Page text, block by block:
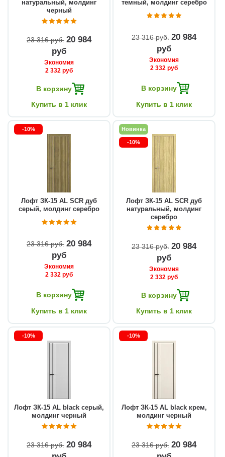
натуральный, молдинг
черный
23 316 руб 20 984
руб
Экономия
2 332 руб
В корзину
Купить в 1 клик
темный, молдинг серебро
23 316 руб 20 984
руб
Экономия
2 332 руб
В корзину
Купить в 1 клик
-10%
Лофт ЗК-15 AL SCR дуб
серый, молдинг серебро
23 316 руб 20 984
руб
Экономия
2 332 руб
В корзину
Купить в 1 клик
Новинка
-10%
Лофт ЗК-15 AL SCR дуб
натуральный, молдинг
серебро
23 316 руб 20 984
руб
Экономия
2 332 руб
В корзину
Купить в 1 клик
-10%
Лофт ЗК-15 AL black серый,
молдинг черный
23 316 руб 20 984
-10%
Лофт ЗК-15 AL black крем,
молдинг черный
23 316 руб 20 984